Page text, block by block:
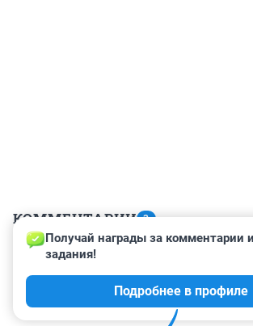
КОММЕНТАРИИ 3
Гость
Отлично, это хорошая новость!
Получай награды за комментарии
задания!
Подробнее в профиле